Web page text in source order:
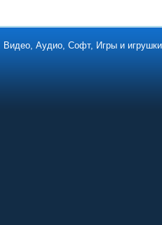
Видео, Аудио, Софт, Игры и